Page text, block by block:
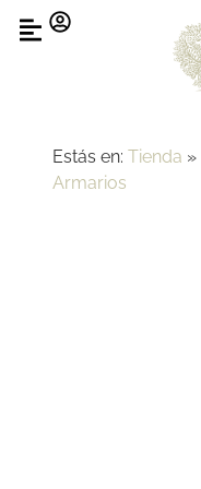
Estás en: Tienda »
Armarios